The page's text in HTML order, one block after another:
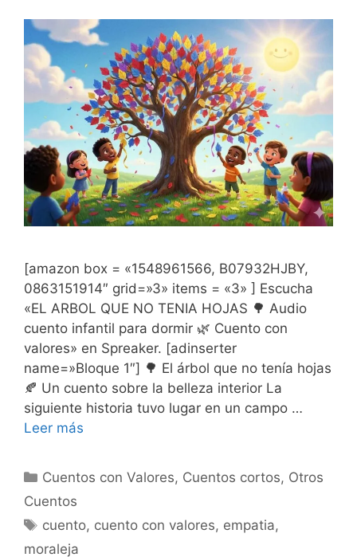
[amazon box = «1548961566, B07932HJBY,
0863151914″ grid=»3» items = «3» ] Escucha
«EL ARBOL QUE NO TENIA HOJAS 🌳 Audio
cuento infantil para dormir 🌿 Cuento con
valores» en Spreaker. [adinserter
name=»Bloque 1″] 🌳 El árbol que no tenía hojas
🍂 Un cuento sobre la belleza interior La
siguiente historia tuvo lugar en un campo …
Leer más
Categorías
Cuentos con Valores, Cuentos cortos, Otros
Cuentos
Etiquetas
cuento, cuento con valores, empatia,
moraleja